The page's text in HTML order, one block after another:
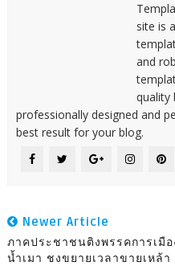
site is
and
quality
professionally designed and
best result for your blog.
Newer Article
ภาคประชาชนติงพรรคการเมื
น้ำเมา ชงขยายเวลาขายเหล้า